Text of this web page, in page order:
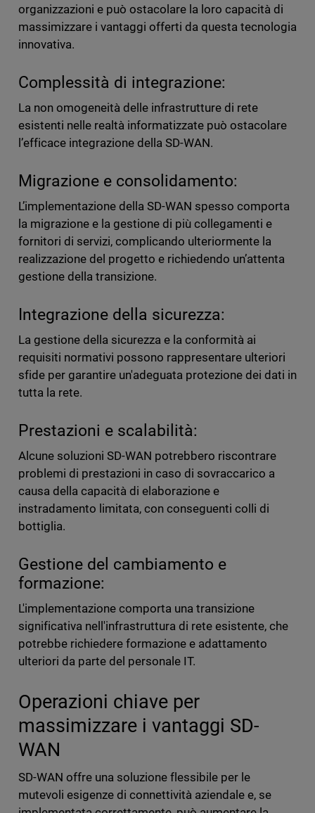
organizzazioni e può ostacolare la loro capacità di
massimizzare i vantaggi offerti da questa tecnologia
innovativa.
Complessità di integrazione:
La non omogeneità delle infrastrutture di rete
esistenti nelle realtà informatizzate può ostacolare
l’efficace integrazione della SD-WAN.
Migrazione e consolidamento:
L’implementazione della SD-WAN spesso comporta
la migrazione e la gestione di più collegamenti e
fornitori di servizi, complicando ulteriormente la
realizzazione del progetto e richiedendo un’attenta
gestione della transizione.
Integrazione della sicurezza:
La gestione della sicurezza e la conformità ai
requisiti normativi possono rappresentare ulteriori
sfide per garantire un'adeguata protezione dei dati in
tutta la rete.
Prestazioni e scalabilità:
Alcune soluzioni SD-WAN potrebbero riscontrare
problemi di prestazioni in caso di sovraccarico a
causa della capacità di elaborazione e
instradamento limitata, con conseguenti colli di
bottiglia.
Gestione del cambiamento e
formazione:
L'implementazione comporta una transizione
significativa nell'infrastruttura di rete esistente, che
potrebbe richiedere formazione e adattamento
ulteriori da parte del personale IT.
Operazioni chiave per
massimizzare i vantaggi SD-
WAN
SD-WAN offre una soluzione flessibile per le
mutevoli esigenze di connettività aziendale e, se